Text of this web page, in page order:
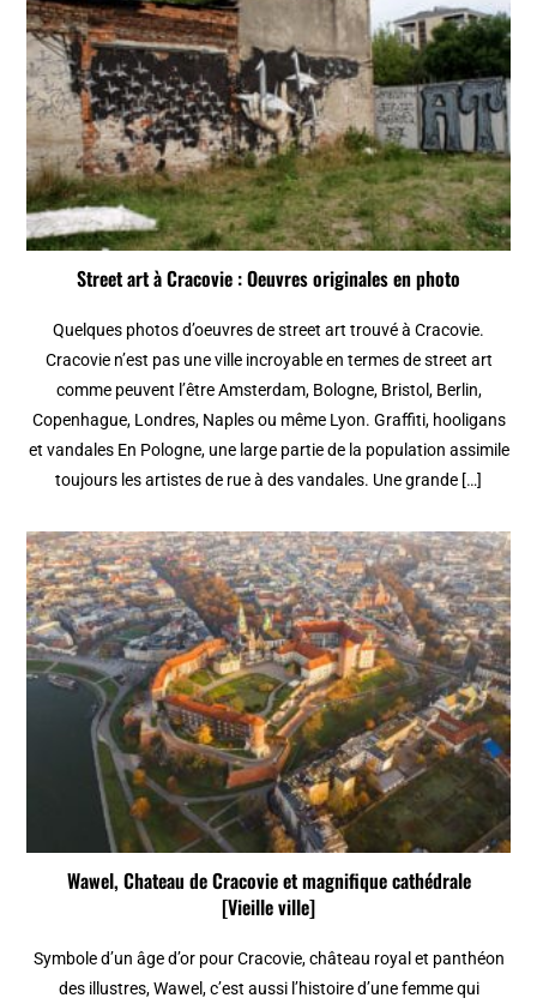
Street art à Cracovie : Oeuvres originales en photo
Quelques photos d’oeuvres de street art trouvé à Cracovie.
Cracovie n’est pas une ville incroyable en termes de street art
comme peuvent l’être Amsterdam, Bologne, Bristol, Berlin,
Copenhague, Londres, Naples ou même Lyon. Graffiti, hooligans
et vandales En Pologne, une large partie de la population assimile
toujours les artistes de rue à des vandales. Une grande […]
Wawel, Chateau de Cracovie et magnifique cathédrale
[Vieille ville]
Symbole d’un âge d’or pour Cracovie, château royal et panthéon
des illustres, Wawel, c’est aussi l’histoire d’une femme qui